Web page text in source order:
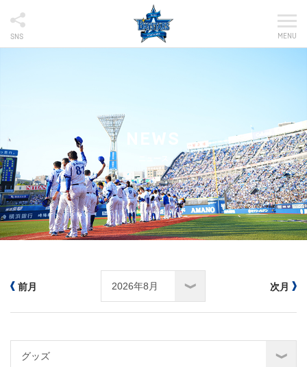
SNS MENU
NEWS
前月 次月